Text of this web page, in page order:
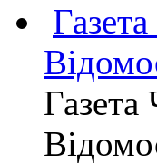
Газета